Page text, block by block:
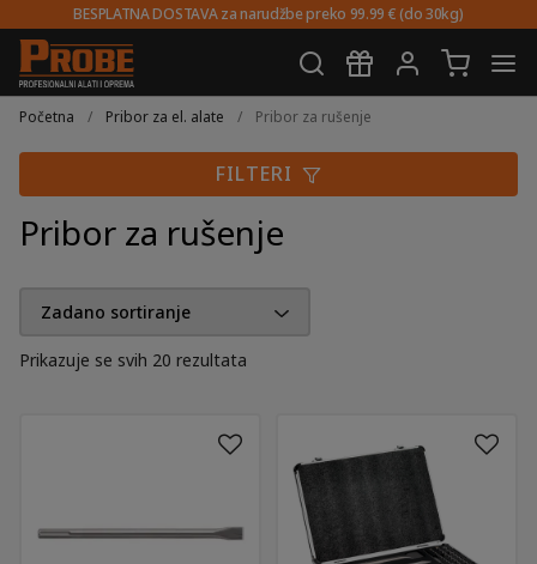
BESPLATNA DOSTAVA za narudžbe preko 99.99 € (do 30kg)
Preskoči
na
Skoči
do
Početna / Pribor za el. alate / Pribor za rušenje
Pribor za rušenje
Prikazuje se svih 20 rezultata
FILTERI